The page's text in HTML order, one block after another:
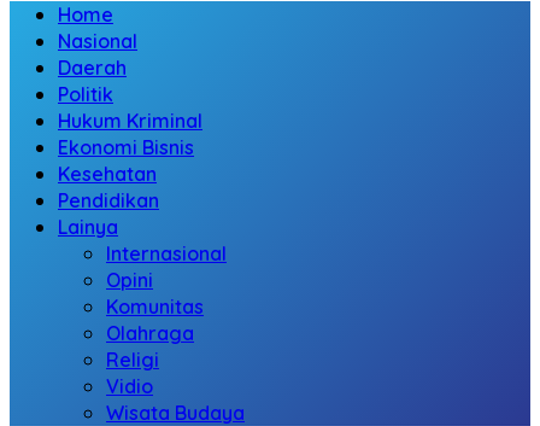
Home
Nasional
Daerah
Politik
Hukum Kriminal
Ekonomi Bisnis
Kesehatan
Pendidikan
Lainya
Internasional
Opini
Komunitas
Olahraga
Religi
Vidio
Wisata Budaya